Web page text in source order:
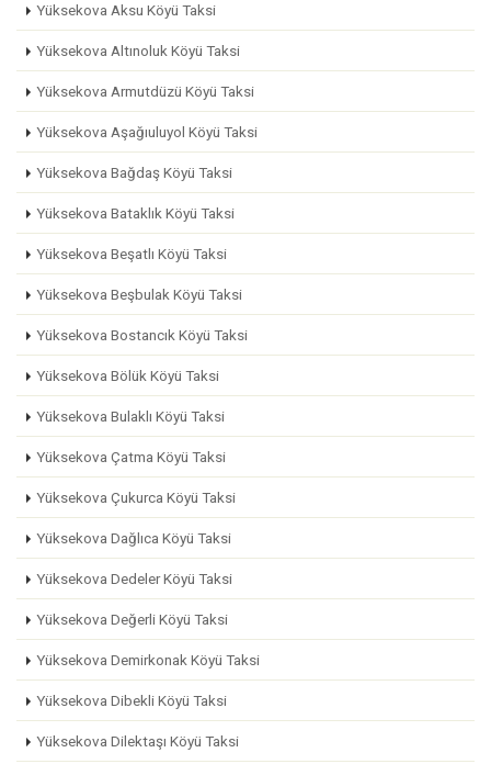
Yüksekova Aksu Köyü Taksi
Yüksekova Altınoluk Köyü Taksi
Yüksekova Armutdüzü Köyü Taksi
Yüksekova Aşağıuluyol Köyü Taksi
Yüksekova Bağdaş Köyü Taksi
Yüksekova Bataklık Köyü Taksi
Yüksekova Beşatlı Köyü Taksi
Yüksekova Beşbulak Köyü Taksi
Yüksekova Bostancık Köyü Taksi
Yüksekova Bölük Köyü Taksi
Yüksekova Bulaklı Köyü Taksi
Yüksekova Çatma Köyü Taksi
Yüksekova Çukurca Köyü Taksi
Yüksekova Dağlıca Köyü Taksi
Yüksekova Dedeler Köyü Taksi
Yüksekova Değerli Köyü Taksi
Yüksekova Demirkonak Köyü Taksi
Yüksekova Dibekli Köyü Taksi
Yüksekova Dilektaşı Köyü Taksi